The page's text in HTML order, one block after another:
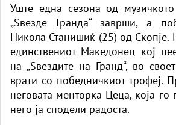
Уште една сезона од
„Ѕвезде Гранда“ заврши, а
Никола Станишиќ (25) од Скопјe.
единствениот Македонец кој
на „Ѕвездите на Гранд“, во
врати со победничкиот трофеј.
неговата менторка Цеца, која
него ја сподели радоста.